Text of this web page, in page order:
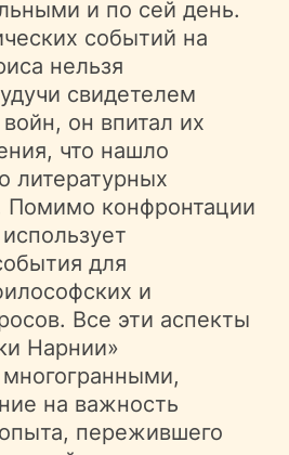
и по сей день.
событий на
нельзя
свидетелем
он впитал их
что нашло
литературных
Помимо конфронтации
для
и
Все эти аспекты
Нарнии»
на важность
пережившего